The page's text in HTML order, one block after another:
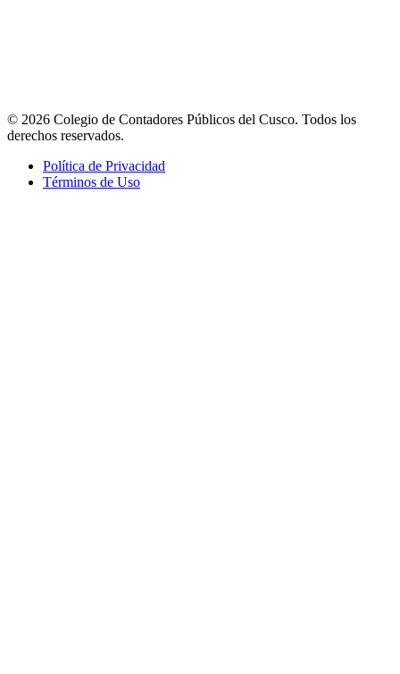
© 2026 Colegio de Contadores Públicos del Cusco. Todos los
derechos reservados.
Política de Privacidad
Términos de Uso